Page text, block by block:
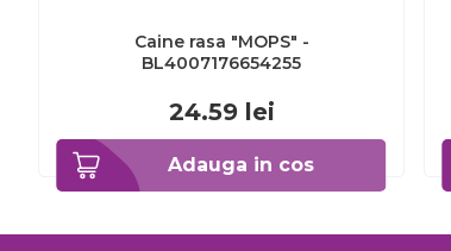
Adauga in cos
Caine rasa "MOPS" -
BL4007176654255
24.59 lei